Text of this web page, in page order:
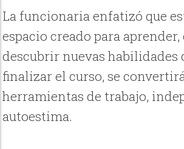
La funcionaria enfatizó que
espacio creado para
descubrir nuevas habilidades
finalizar el curso, se
herramientas de trabajo,
autoestima.